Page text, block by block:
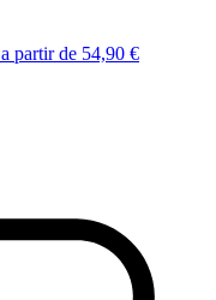
a partir de 54,90 €